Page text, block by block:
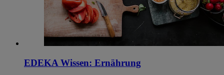
EDEKA Wissen: Ernährung